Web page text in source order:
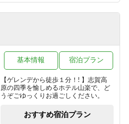
ボリューム満点！変な肉プラン“肉肉
魚！？好きな料理を選べる”（連泊不可
のプランです）
1泊2食付き
16,000円/人/泊 ～
信州の恵み！旨味たっぷりきのこ料理
【ゲレンデから徒歩１分！! 】志賀高
原の四季を愉しめるホテル山楽で、ど
うぞごゆっくりお過ごしください。
基本情報 宿泊プラン
おすすめ宿泊プラン